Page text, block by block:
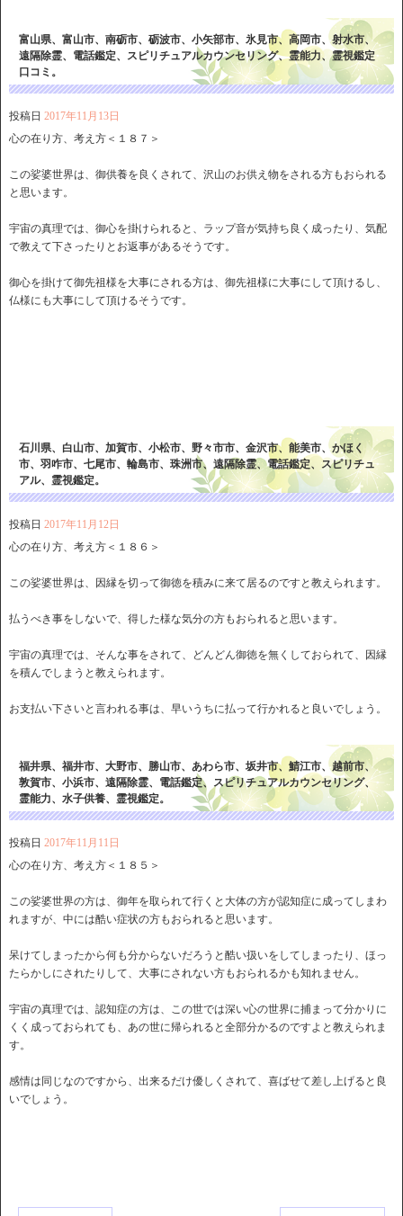
富山県、富山市、南砺市、砺波市、小矢部市、氷見市、高岡市、射水市、
遠隔除霊、電話鑑定、スピリチュアルカウンセリング、霊能力、霊視鑑定
口コミ。
投稿日 2017年11月13日
心の在り方、考え方＜１８７＞
この娑婆世界は、御供養を良くされて、沢山のお供え物をされる方もおられる
と思います。
宇宙の真理では、御心を掛けられると、ラップ音が気持ち良く成ったり、気配
で教えて下さったりとお返事があるそうです。
御心を掛けて御先祖様を大事にされる方は、御先祖様に大事にして頂けるし、
仏様にも大事にして頂けるそうです。
石川県、白山市、加賀市、小松市、野々市市、金沢市、能美市、かほく
市、羽咋市、七尾市、輪島市、珠洲市、遠隔除霊、電話鑑定、スピリチュ
アル、霊視鑑定。
投稿日 2017年11月12日
心の在り方、考え方＜１８６＞
この娑婆世界は、因縁を切って御徳を積みに来て居るのですと教えられます。
払うべき事をしないで、得した様な気分の方もおられると思います。
宇宙の真理では、そんな事をされて、どんどん御徳を無くしておられて、因縁
を積んでしまうと教えられます。
お支払い下さいと言われる事は、早いうちに払って行かれると良いでしょう。
福井県、福井市、大野市、勝山市、あわら市、坂井市、鯖江市、越前市、
敦賀市、小浜市、遠隔除霊、電話鑑定、スピリチュアルカウンセリング、
霊能力、水子供養、霊視鑑定。
投稿日 2017年11月11日
心の在り方、考え方＜１８５＞
この娑婆世界の方は、御年を取られて行くと大体の方が認知症に成ってしまわ
れますが、中には酷い症状の方もおられると思います。
呆けてしまったから何も分からないだろうと酷い扱いをしてしまったり、ほっ
たらかしにされたりして、大事にされない方もおられるかも知れません。
宇宙の真理では、認知症の方は、この世では深い心の世界に捕まって分かりに
くく成っておられても、あの世に帰られると全部分かるのですよと教えられま
す。
感情は同じなのですから、出来るだけ優しくされて、喜ばせて差し上げると良
いでしょう。